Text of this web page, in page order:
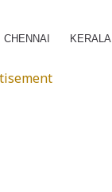
CHENNAI KERALA